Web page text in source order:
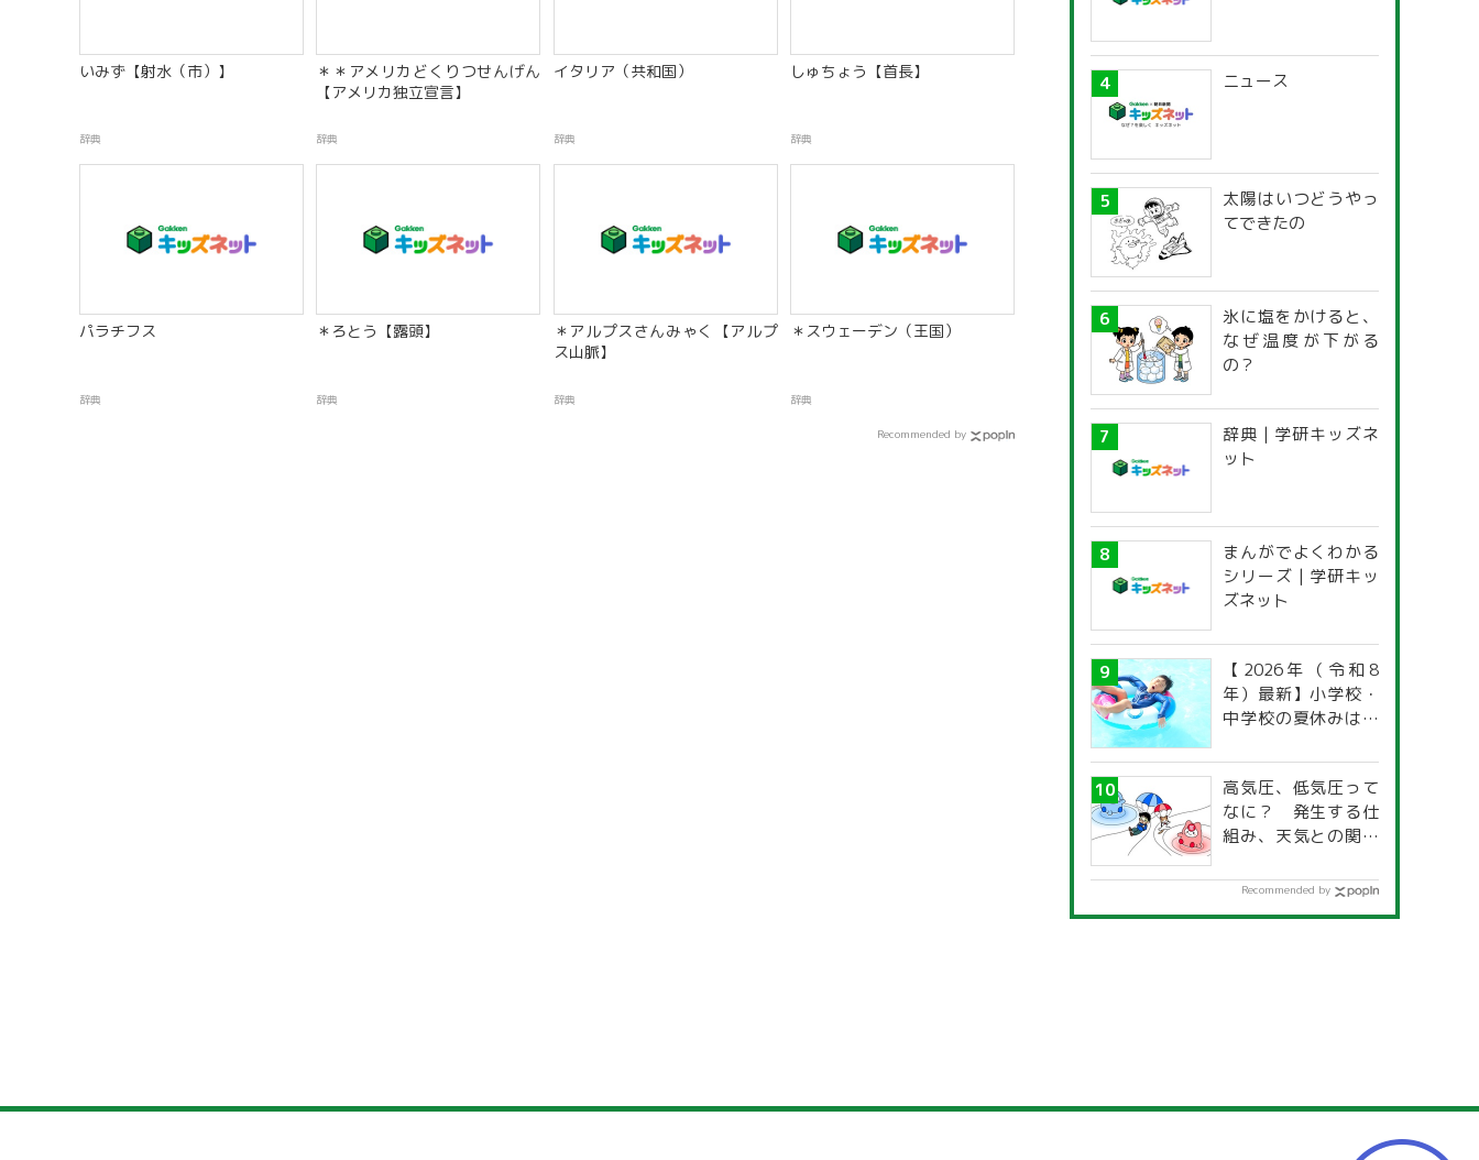
いみず【射水（市）】
辞典
＊＊アメリカどくりつせんげん
【アメリカ独立宣言】
辞典
イタリア（共和国）
辞典
しゅちょう【首長】
辞典
パラチフス
辞典
＊ろとう【露頭】
辞典
＊アルプスさんみゃく【アルプ
ス山脈】
辞典
＊スウェーデン（王国）
辞典
Recommended by
ニュース
太陽はいつどうやっ
てできたの
氷に塩をかけると、
なぜ温度が下がる
の？
辞典 | 学研キッズネ
ット
まんがでよくわかる
シリーズ | 学研キッ
ズネット
【2026年（令和8
年）最新】小学校・
中学校の夏休みはい
道府県別「夏季休暇
一覧」
高気圧、低気圧って
なに？ 発生する仕
組み、天気との関係
Recommended by